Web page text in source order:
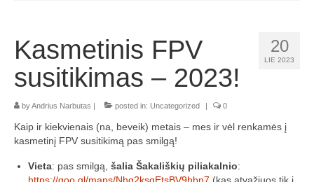
5.8G kanalų skaičiuoklė
Laiko matavimo sistema
IR davikliai – sąrašai, informacija
Lenktynės/renginiai
„Savaitės lyga”
20
LIE 2023
Kasmetinis FPV
susitikimas – 2023!
byAndrius Narbutas | posted in: Uncategorized | 0
Kaip ir kiekvienais (na, beveik) metais – mes ir vėl renkamės į
kasmetinį FPV susitikimą pas smilgą!
Vieta: pas smilgą, šalia Šakališkių piliakalnio: